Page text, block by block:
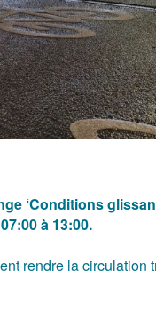
‘Conditions
à 13:00.
rendre la